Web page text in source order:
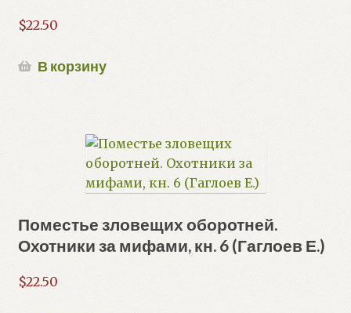
$22.50
В корзину
Поместье зловещих оборотней.
Охотники за мифами, кн. 6 (Гаглоев Е.)
$22.50